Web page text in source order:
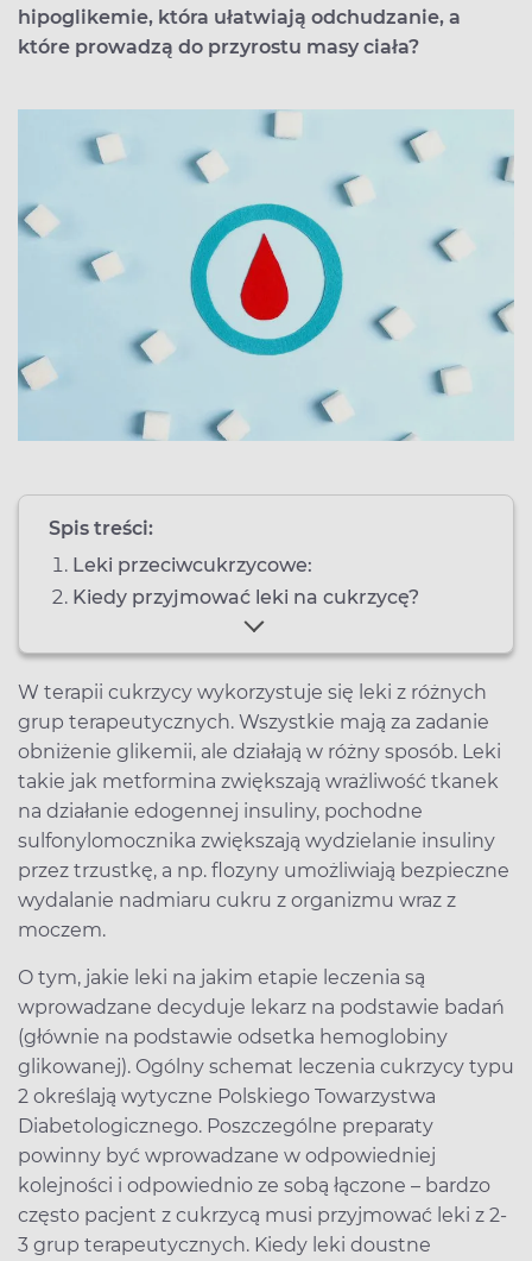
hipoglikemie, która ułatwiają odchudzanie, a
które prowadzą do przyrostu masy ciała?
Spis treści:
Leki przeciwcukrzycowe:
Kiedy przyjmować leki na cukrzycę?
W terapii cukrzycy wykorzystuje się leki z różnych
grup terapeutycznych. Wszystkie mają za zadanie
obniżenie glikemii, ale działają w różny sposób. Leki
takie jak metformina zwiększają wrażliwość tkanek
na działanie edogennej insuliny, pochodne
sulfonylomocznika zwiększają wydzielanie insuliny
przez trzustkę, a np. flozyny umożliwiają bezpieczne
wydalanie nadmiaru cukru z organizmu wraz z
moczem.
O tym, jakie leki na jakim etapie leczenia są
wprowadzane decyduje lekarz na podstawie badań
(głównie na podstawie odsetka hemoglobiny
glikowanej). Ogólny schemat leczenia cukrzycy typu
2 określają wytyczne Polskiego Towarzystwa
Diabetologicznego. Poszczególne preparaty
powinny być wprowadzane w odpowiedniej
kolejności i odpowiednio ze sobą łączone – bardzo
często pacjent z cukrzycą musi przyjmować leki z 2-
3 grup terapeutycznych. Kiedy leki doustne